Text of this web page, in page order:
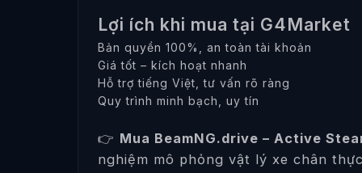
Lợi ích khi mua tại G4Market
Bản quyền 100%, an toàn tài khoản
Giá tốt – kích hoạt nhanh
Hỗ trợ tiếng Việt, tư vấn rõ ràng
Quy trình minh bạch, uy tín
👉 Mua BeamNG.drive – Active
nghiệm mô phỏng vật lý xe chân